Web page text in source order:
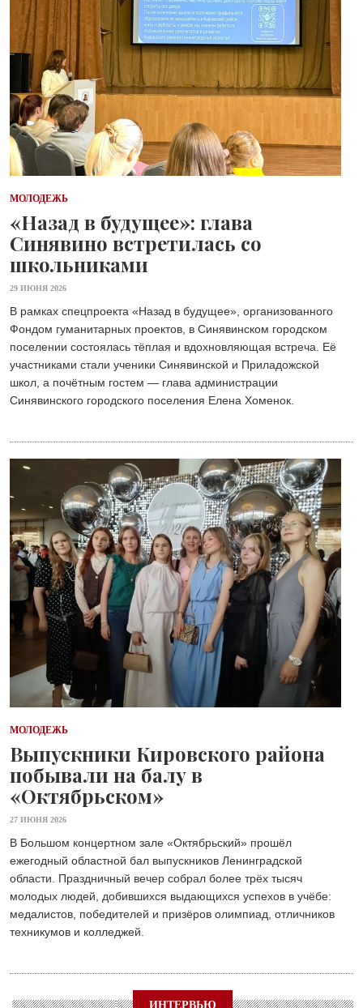
МОЛОДЕЖЬ
«Назад в будущее»: глава
Синявино встретилась со
школьниками
29 ИЮНЯ 2026
В рамках спецпроекта «Назад в будущее», организованного
Фондом гуманитарных проектов, в Синявинском городском
поселении состоялась тёплая и вдохновляющая встреча. Её
участниками стали ученики Синявинской и Приладожской
школ, а почётным гостем — глава администрации
Синявинского городского поселения Елена Хоменок.
МОЛОДЕЖЬ
Выпускники Кировского района
побывали на балу в
«Октябрьском»
27 ИЮНЯ 2026
В Большом концертном зале «Октябрьский» прошёл
ежегодный областной бал выпускников Ленинградской
области. Праздничный вечер собрал более трёх тысяч
молодых людей, добившихся выдающихся успехов в учёбе:
медалистов, победителей и призёров олимпиад, отличников
техникумов и колледжей.
ИНТЕРВЬЮ